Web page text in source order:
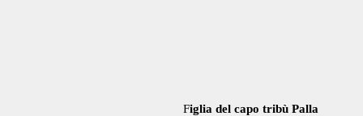
Figlia del capo tribù Palla